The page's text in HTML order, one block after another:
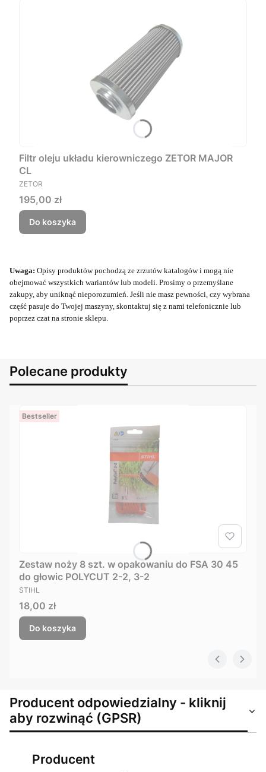
Filtr oleju układu kierowniczego ZETOR MAJOR
CL
PRODUCENT
ZETOR
Cena
195,00 zł
Do koszyka
Uwaga: Opisy produktów pochodzą ze zrzutów katalogów i mogą nie
obejmować wszystkich wariantów lub modeli. Prosimy o przemyślane
zakupy, aby uniknąć nieporozumień. Jeśli nie masz pewności, czy wybrana
część pasuje do Twojej maszyny, skontaktuj się z nami telefonicznie lub
poprzez czat na stronie sklepu.
Polecane produkty
Bestseller
Zestaw noży 8 szt. w opakowaniu do FSA 30 45
do głowic POLYCUT 2-2, 3-2
PRODUCENT
STIHL
Cena
18,00 zł
Do koszyka
Producent odpowiedzialny - kliknij
aby rozwinąć (GPSR)
Producent